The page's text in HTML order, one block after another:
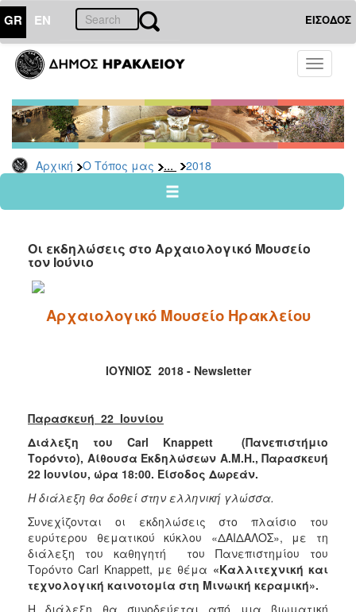
GR EN ΕΙΣΟΔΟΣ
Toggle
Αρχική Ο Τόπος μας ... 2018
ΤΟΠΟΣ
ΜΑΣ
Ανακοινώσεις
Αρχείο
2026
2024
2022
2019
2015
2012
2011
ΔΗΜΟΣ
Οι εκδηλώσεις στο Αρχαιολογικό Μουσείο
τον Ιούνιο
Αρχαιολογικό Μουσείο Ηρακλείου
ΙΟΥΝΙΟΣ 2018 - Newsletter
Παρασκευή 22 Ιουνίου
Διάλεξη του Carl Knappett
(Πανεπιστήμιο
Τορόντο), Αίθουσα Εκδηλώσεων Α.Μ.Η., Παρασκευή
22 Ιουνίου, ώρα 18:00. Είσοδος Δωρεάν.
Η διάλεξη θα δοθεί στην ελληνική γλώσσα.
Συνεχίζονται οι εκδηλώσεις στο πλαίσιο του
ευρύτερου θεματικού κύκλου «ΔΑΙΔΑΛΟΣ», με τη
διάλεξη του καθηγητή του Πανεπιστημίου του
Τορόντο Carl Knappett, με θέμα «Καλλιτεχνική και
τεχνολογική καινοτομία στη Μινωική κεραμική».
Η διάλεξη θα συνοδεύεται από μια βιωματική